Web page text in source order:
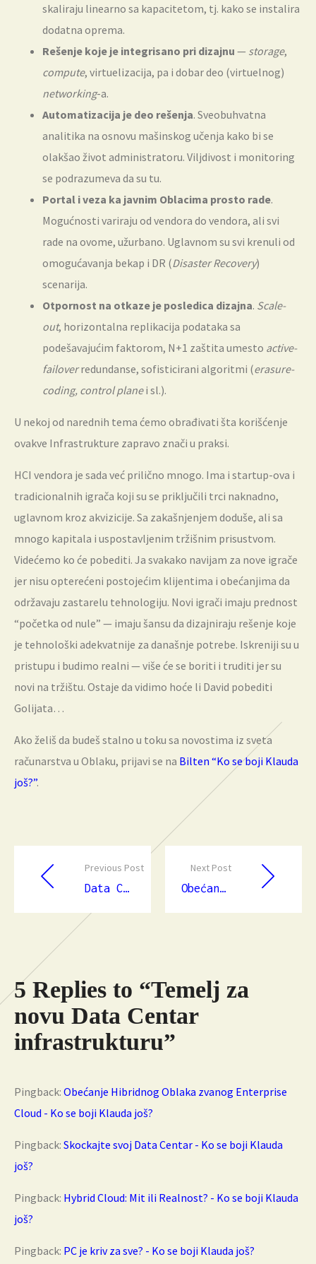
skaliraju linearno sa kapacitetom, tj. kako se instalira
dodatna oprema.
Rešenje koje je integrisano pri dizajnu — storage,
compute, virtuelizacija, pa i dobar deo (virtuelnog)
networking-a.
Automatizacija je deo rešenja. Sveobuhvatna
analitika na osnovu mašinskog učenja kako bi se
olakšao život administratoru. Viljdivost i monitoring
se podrazumeva da su tu.
Portal i veza ka javnim Oblacima prosto rade.
Mogućnosti variraju od vendora do vendora, ali svi
rade na ovome, užurbano. Uglavnom su svi krenuli od
omogućavanja bekap i DR (Disaster Recovery)
scenarija.
Otpornost na otkaze je posledica dizajna. Scale-
out, horizontalna replikacija podataka sa
podešavajućim faktorom, N+1 zaštita umesto active-
failoverredundanse, sofisticirani algoritmi (erasure-
coding, control planei sl.).
U nekoj od narednih tema ćemo obrađivati šta korišćenje
ovakve Infrastrukture zapravo znači u praksi.
HCI vendora je sada već prilično mnogo. Ima i startup-ova i
tradicionalnih igrača koji su se priključili trci naknadno,
uglavnom kroz akvizicije. Sa zakašnjenjem doduše, ali sa
mnogo kapitala i uspostavljenim tržišnim prisustvom.
Videćemo ko će pobediti. Ja svakako navijam za nove igrače
jer nisu opterećeni postojećim klijentima i obećanjima da
održavaju zastarelu tehnologiju. Novi igrači imaju prednost
“početka od nule” — imaju šansu da dizajniraju rešenje koje
je tehnološki adekvatnije za današnje potrebe. Iskreniji su u
pristupu i budimo realni — više će se boriti i truditi jer su
novi na tržištu. Ostaje da vidimo hoće li David pobediti
Golijata…
Ako želiš da budeš stalno u toku sa novostima iz sveta
računarstva u Oblaku, prijavi se na Bilten “Ko se boji Klauda
još?”.
Previous Post
Data Centar kompleksnost šteti Poslovanju
Next Post
Obećanje Hibridnog Oblaka zvanog Enterprise Cloud
5 Replies to “Temelj za
novu Data Centar
infrastrukturu”
Pingback: Obećanje Hibridnog Oblaka zvanog Enterprise
Cloud - Ko se boji Klauda još?
Pingback: Skockajte svoj Data Centar - Ko se boji Klauda
još?
Pingback: Hybrid Cloud: Mit ili Realnost? - Ko se boji Klauda
još?
Pingback: PC je kriv za sve? - Ko se boji Klauda još?